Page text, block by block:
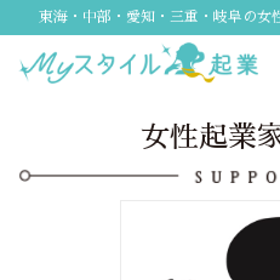
東海・中部・愛知・三重・岐阜の女
女性起業